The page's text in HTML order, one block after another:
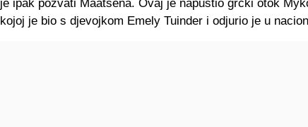
je ipak pozvati Maatsena. Ovaj je napustio grčki otok
kojoj je bio s djevojkom Emely Tuinder i odjurio je u